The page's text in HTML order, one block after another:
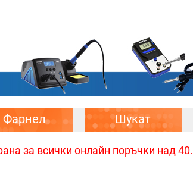
Фарнел Шукат
за всички онлайн поръчки над